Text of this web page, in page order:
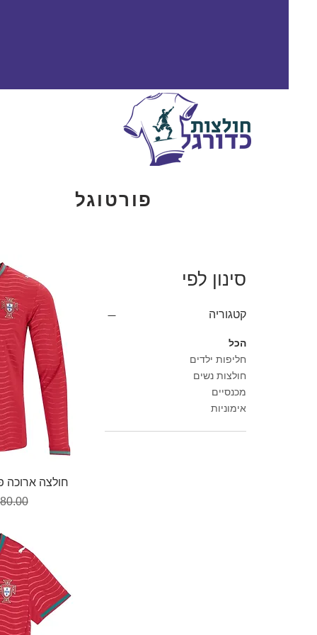
פורטוגל
סינון לפי
קטגוריה
הכל
חליפות ילדים
חולצות נשים
מכנסיים
אימוניות
חולצה ארוכה
מחיר‏280.00 ‏₪